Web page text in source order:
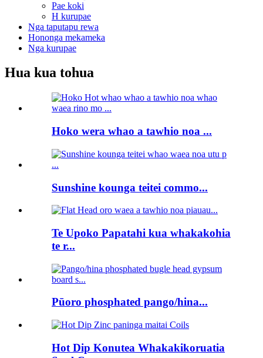
Pae koki
H kurupae
Nga taputapu rewa
Hononga mekameka
Nga kurupae
Hua kua tohua
Hoko wera whao a tawhio noa ...
Sunshine kounga teitei commo...
Te Upoko Papatahi kua whakakohia
te r...
Pūoro phosphated pango/hina...
Hot Dip Konutea Whakakikoruatia